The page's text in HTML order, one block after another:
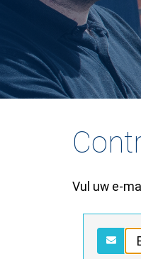
Vul uw e-